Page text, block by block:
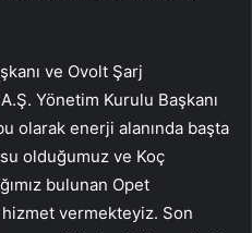
ve Ovolt Şarj
Yönetim Kurulu Başkanı
olarak enerji alanında başta
olduğumuz ve Koç
bulunan Opet
vermekteyiz. Son